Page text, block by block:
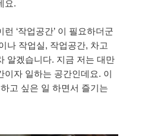
요.
‘작업공간’ 이 필요하더군
나 작업실, 작업공간, 차고
알겠습니다. 지금 저는 대만
이자 일하는 공간인데요. 이
고 싶은 일 하면서 즐기는